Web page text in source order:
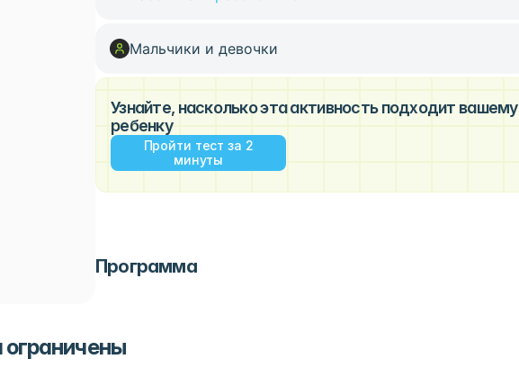
Мальчики и девочки
Узнайте, насколько эта активность подходит вашему
ребенку
Пройти тест за 2
минуты
Программа